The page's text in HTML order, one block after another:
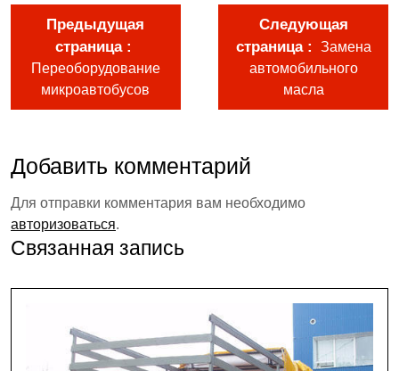
Предыдущая
страница
Переоборудование
микроавтобусов
Следующая
страница
Замена
автомобильного
масла
Добавить комментарий
Для отправки комментария вам необходимо
авторизоваться.
Связанная запись